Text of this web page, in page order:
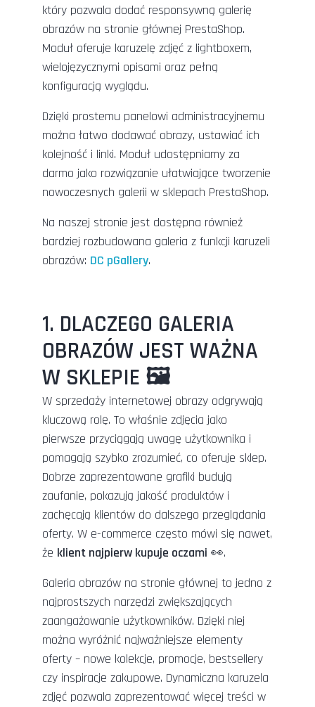
który pozwala dodać responsywną galerię
obrazów na stronie głównej PrestaShop.
Moduł oferuje karuzelę zdjęć z lightboxem,
wielojęzycznymi opisami oraz pełną
konfiguracją wyglądu.
Dzięki prostemu panelowi administracyjnemu
można łatwo dodawać obrazy, ustawiać ich
kolejność i linki. Moduł udostępniamy za
darmo jako rozwiązanie ułatwiające tworzenie
nowoczesnych galerii w sklepach PrestaShop.
Na naszej stronie jest dostępna również
bardziej rozbudowana galeria z funkcji karuzeli
obrazów: DC pGallery.
1. DLACZEGO GALERIA
OBRAZÓW JEST WAŻNA
W SKLEPIE 🖼️
W sprzedaży internetowej obrazy odgrywają
kluczową rolę. To właśnie zdjęcia jako
pierwsze przyciągają uwagę użytkownika i
pomagają szybko zrozumieć, co oferuje sklep.
Dobrze zaprezentowane grafiki budują
zaufanie, pokazują jakość produktów i
zachęcają klientów do dalszego przeglądania
oferty. W e-commerce często mówi się nawet,
że klient najpierw kupuje oczami 👀.
Galeria obrazów na stronie głównej to jedno z
najprostszych narzędzi zwiększających
zaangażowanie użytkowników. Dzięki niej
można wyróżnić najważniejsze elementy
oferty – nowe kolekcje, promocje, bestsellery
czy inspiracje zakupowe. Dynamiczna karuzela
zdjęć pozwala zaprezentować więcej treści w